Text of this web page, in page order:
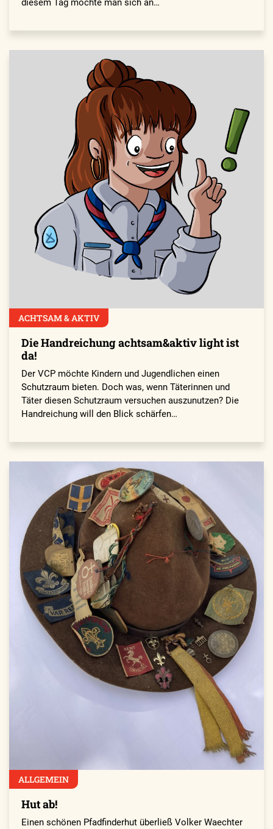
diesem Tag möchte man sich an…
ACHTSAM & AKTIV
Die Handreichung achtsam&aktiv light ist
da!
Der VCP möchte Kindern und Jugendlichen einen
Schutzraum bieten. Doch was, wenn Täterinnen und
Täter diesen Schutzraum versuchen auszunutzen? Die
Handreichung will den Blick schärfen…
ALLGEMEIN
Hut ab!
Einen schönen Pfadfinderhut überließ Volker Waechter